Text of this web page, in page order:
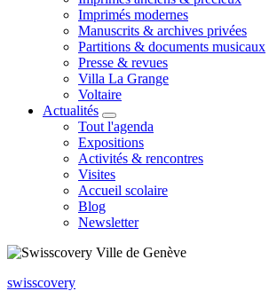
Imprimés modernes
Manuscrits & archives privées
Partitions & documents musicaux
Presse & revues
Villa La Grange
Voltaire
Actualités
Tout l'agenda
Expositions
Activités & rencontres
Visites
Accueil scolaire
Blog
Newsletter
swisscovery